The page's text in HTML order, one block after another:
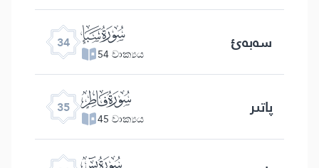
34 ﮮ
54 වාක්‍යය سەبەئ
35 ﮯ
45 වාක්‍යය پاتىر